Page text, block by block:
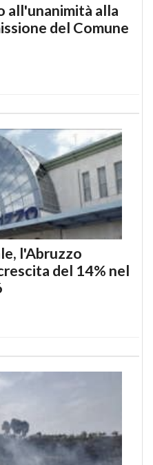
all'unanimità alla
del Comune
l'Abruzzo
del 14% nel